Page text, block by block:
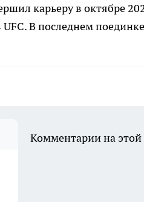
карьеру в октябре
В последнем
Комментарии на